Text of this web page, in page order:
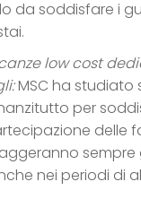
da soddisfare i
low cost
MSC ha studiato
per
delle
nei periodi di